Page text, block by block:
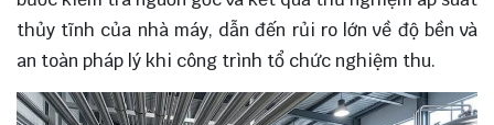
thủy tĩnh của nhà máy, dẫn đến rủi ro lớn về độ bền và
an toàn pháp lý khi công trình tổ chức nghiệm thu.